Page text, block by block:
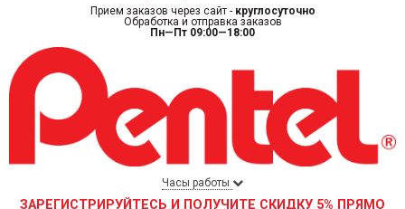
Прием заказов через сайт - круглосуточно
Обработка и отправка заказов
Пн—Пт 09:00—18:00
Часы работы
ЗАРЕГИСТРИРУЙТЕСЬ И ПОЛУЧИТЕ СКИДКУ 5% ПРЯМО